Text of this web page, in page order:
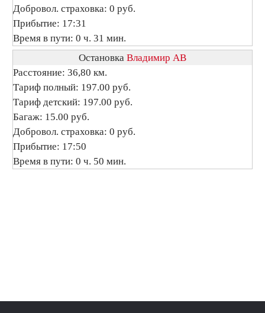
Добровол. страховка: 0 руб.
Прибытие: 17:31
Время в пути: 0 ч. 31 мин.
Остановка Владимир АВ
Расстояние: 36,80 км.
Тариф полный: 197.00 руб.
Тариф детский: 197.00 руб.
Багаж: 15.00 руб.
Добровол. страховка: 0 руб.
Прибытие: 17:50
Время в пути: 0 ч. 50 мин.